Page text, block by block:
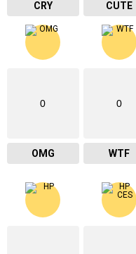
CRY CUTE
0
OMG
0
WTF